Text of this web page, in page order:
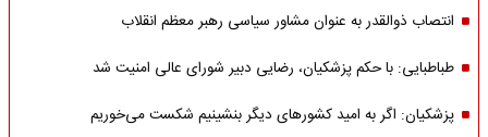
انتصاب ذوالقدر به عنوان مشاور سیاسی رهبر معظم انقلاب
طباطبایی: با حکم پزشکیان، رضایی دبیر شورای عالی امنیت شد
پزشکیان: اگر به امید کشورهای دیگر بنشینیم شکست می‌خوریم